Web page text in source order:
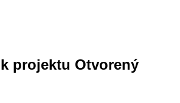
projektu Otvorený